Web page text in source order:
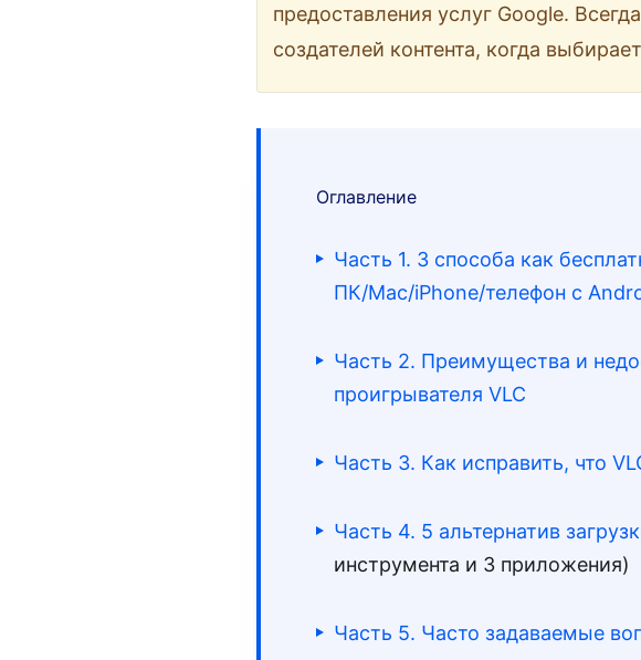
предоставления услуг Google.
создателей контента, когда
Оглавление
Часть 1. 3 способа как
ПК/Mac/iPhone/телефон с
Часть 2. Преимущества и
проигрывателя VLC
Часть 3. Как исправить, что
Часть 4. 5 альтернатив
инструмента и 3 приложения)
Часть 5. Часто задаваемые